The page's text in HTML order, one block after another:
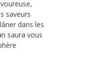
saveurs
dans les
saura vous